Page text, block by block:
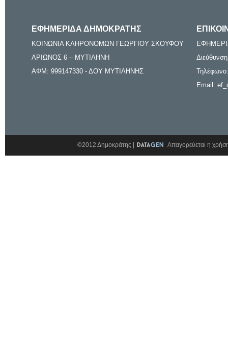
ΕΦΗΜΕΡΙΔΑ ΔΗΜΟΚΡΑΤΗΣ
ΚΟΙΝΩΝΙΑ ΚΛΗΡΟΝΟΜΩΝ ΓΕΩΡΓΙΟΥ ΣΚΟΥΦΟΥ
ΑΡΙΩΝΟΣ 6 – ΜΥΤΙΛΗΝΗ
ΑΦΜ: 999147330 - ΔΟΥ ΜΥΤΙΛΗΝΗΣ
Email:
©2012 Δημοκράτης | Απαγορεύεται η